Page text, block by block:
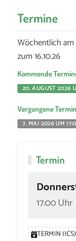
Termine
Wöchentlich
zum 16.10.26
Kommende
20. AUGUST 2026
Vergangene
7. MAI 2026 UM
Termin
17:00 Uhr
TERMIN (ICS)